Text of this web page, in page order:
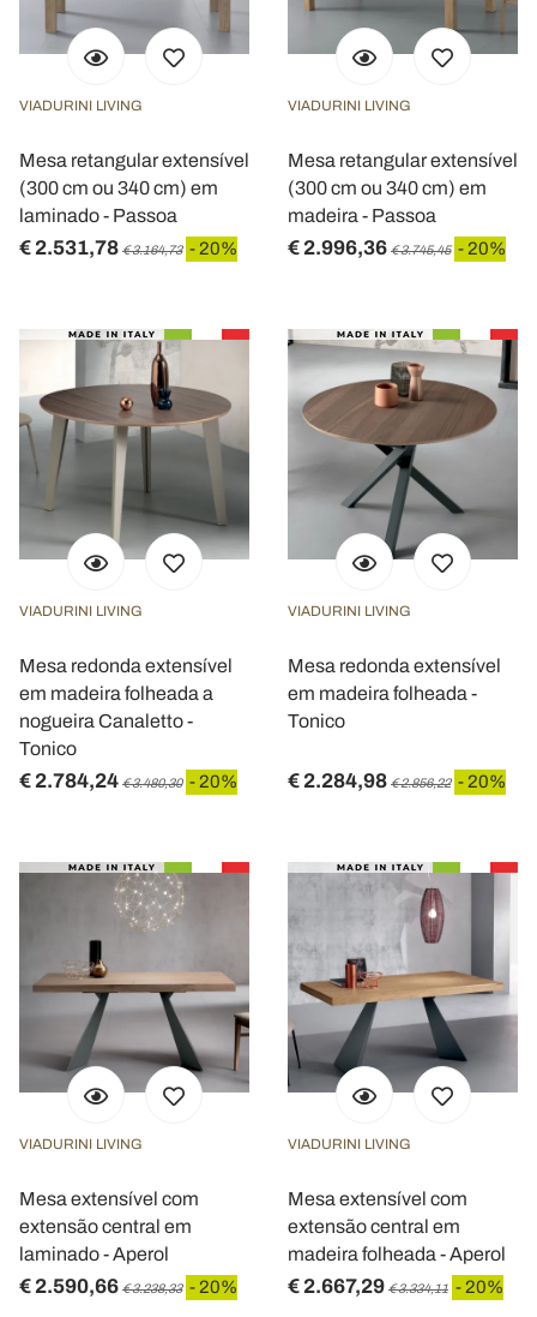
VIADURINI LIVING
Mesa retangular extensível
(300 cm ou 340 cm) em
laminado - Passoa
€ 2.531,78 € 3.164,73 - 20%
VIADURINI LIVING
Mesa retangular extensível
(300 cm ou 340 cm) em
madeira - Passoa
€ 2.996,36 € 3.745,45 - 20%
VIADURINI LIVING
Mesa redonda extensível
em madeira folheada a
nogueira Canaletto -
Tonico
€ 2.784,24 € 3.480,30 - 20%
VIADURINI LIVING
Mesa redonda extensível
em madeira folheada -
Tonico
€ 2.284,98 € 2.856,22 - 20%
VIADURINI LIVING
Mesa extensível com
extensão central em
laminado - Aperol
€ 2.590,66 € 3.238,33 - 20%
VIADURINI LIVING
Mesa extensível com
extensão central em
madeira folheada - Aperol
€ 2.667,29 € 3.334,11 - 20%